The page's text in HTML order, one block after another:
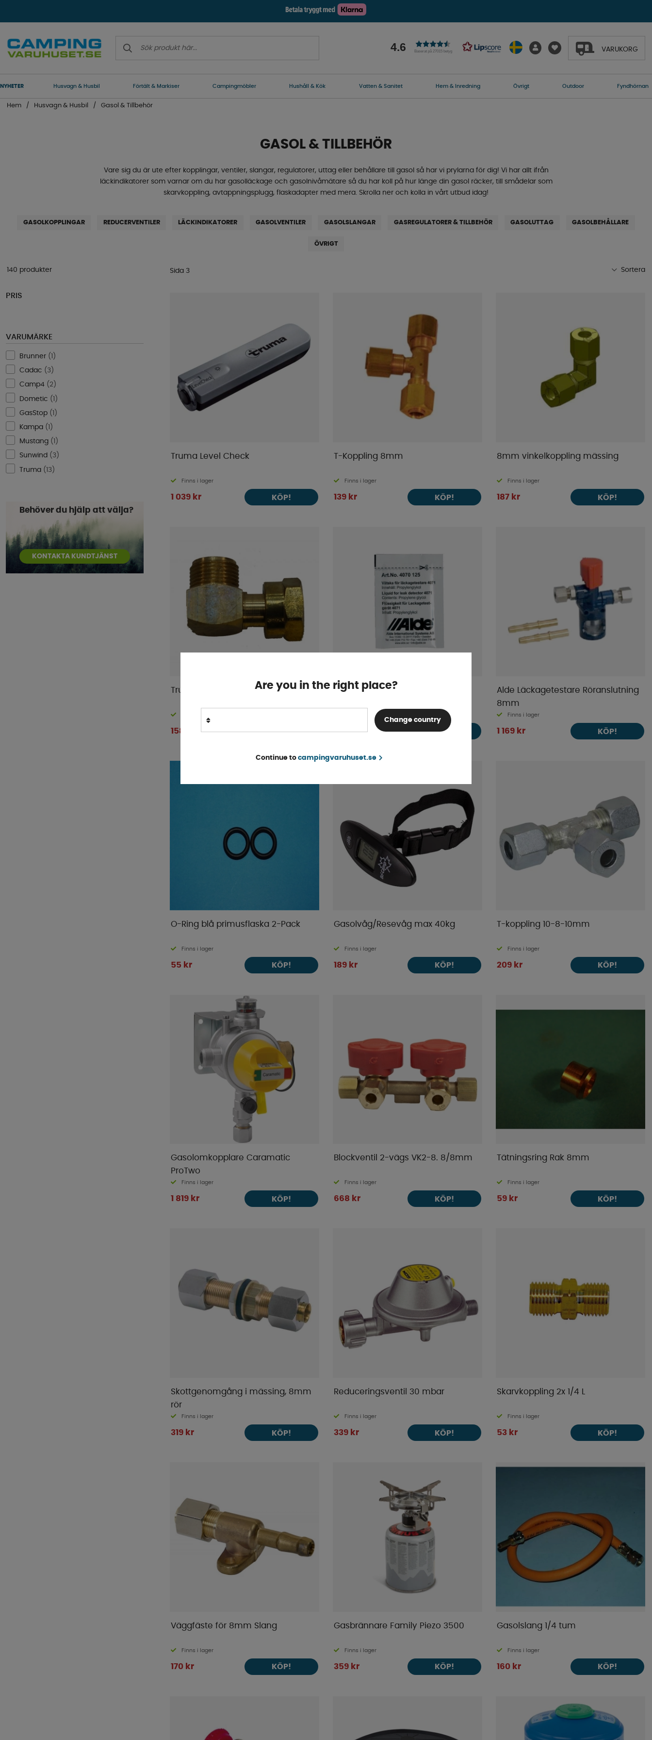
4.6 Baserat på 27015 betyg VARUKORG
NYHETER Husvagn & Husbil Förtält & Markiser Campingmöbler Hushåll & Kök Vatten & Sanitet Hem & Inredning Övrigt Outdoor Fyndhörnan
Hem Husvagn & Husbil Gasol & Tillbehör
GASOL & TILLBEHÖR
Vare sig du är ute efter kopplingar, ventiler, slangar, regulatorer, uttag eller behållare till gasol så har vi prylarna för dig! Vi har allt ifrån
läckindikatorer som varnar om du har gasolläckage och gasolnivåmätare så du har koll på hur länge din gasol räcker, till smådelar som
skarvkoppling, avtappningsplugg, flaskadapter med mera. Skrolla ner och kolla in vårt utbud idag!
GASOLKOPPLINGAR REDUCERVENTILER LÄCKINDIKATORER GASOLVENTILER GASOLSLANGAR GASREGULATORER & TILLBEHÖR GASOLUTTAG GASOLBEHÅLLARE
ÖVRIGT
Sortera
Namn Ö-A
Högsta pris
Varumärke
Publiceringsdatum
140 produkter
PRIS
VARUMÄRKE
Brunner ( )
Cadac ( 3)
Camp4 ( 2)
Dometic (1 )
GasStop (1 )
Kampa ( )
Mustang ( )
Sunwind ( 3)
Truma (13 )
Behöver du hjälp att välja?
KONTAKTA KUNDTJÄNST
Sida 3
Truma Level Check
Finns i lager
1 039 kr KÖP!
T-Koppling 8mm
Finns i lager
139 kr KÖP!
8mm vinkelkoppling mässing
Finns i lager
187 kr KÖP!
Truma Vinkelkoppling
158 kr KÖP!
Glykolkudde till Alde
Finns i lager
53 kr KÖP!
Alde Läckagetestare Röranslutning
8mm
Finns i lager
1 169 kr KÖP!
O-Ring blå primusflaska 2-Pack
Finns i lager
55 kr KÖP!
Gasolvåg/Resevåg max 40kg
Finns i lager
189 kr KÖP!
T-koppling 10-8-10mm
Finns i lager
209 kr KÖP!
Gasolomkopplare Caramatic
ProTwo
Finns i lager
1 819 kr KÖP!
Blockventil 2-vägs VK2-8. 8/8mm
Finns i lager
668 kr KÖP!
Tätningsring Rak 8mm
Finns i lager
59 kr KÖP!
Skottgenomgång i mässing, 8mm
rör
Finns i lager
319 kr KÖP!
Reduceringsventil 30 mbar
Finns i lager
339 kr KÖP!
Skarvkoppling 2x 1/4 L
Finns i lager
53 kr KÖP!
Väggfäste för 8mm Slang
Finns i lager
170 kr KÖP!
Gasbrännare Family Piezo 3500
Finns i lager
359 kr KÖP!
Gasolslang 1/4 tum
Finns i lager
160 kr KÖP!
Are you in the right place?
Change country
Continue to campingvaruhuset.se